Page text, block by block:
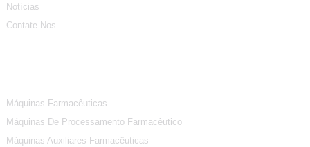
Notícias
Contate-Nos
Máquinas Farmacêuticas
Máquinas De Processamento Farmacêutico
Máquinas Auxiliares Farmacêuticas